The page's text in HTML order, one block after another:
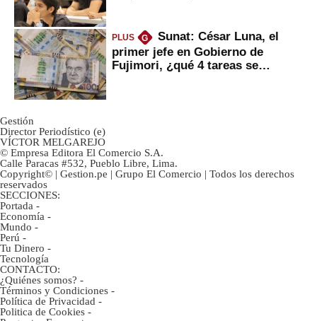
PLUS G
Sunat: César Luna, el
primer jefe en Gobierno de
Fujimori, ¿qué 4 tareas se
Gestión
Director Periodístico (e)
VÍCTOR MELGAREJO
© Empresa Editora El Comercio S.A.
Calle Paracas #532, Pueblo Libre, Lima.
Copyright© | Gestion.pe | Grupo El Comercio | Todos los derechos
reservados
SECCIONES:
Portada -
Economía -
Mundo -
Perú -
Tu Dinero -
Tecnología
CONTACTO:
¿Quiénes somos? -
Términos y Condiciones -
Política de Privacidad -
Politica de Cookies -